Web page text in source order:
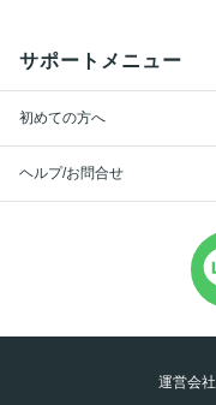
サポートメニュー
初めての方へ
ヘルプ/お問合せ
運営会社